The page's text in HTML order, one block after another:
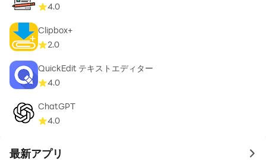
4.0
Clipbox+
2.0
QuickEdit テキストエディター
4.0
ChatGPT
4.0
最新アプリ to